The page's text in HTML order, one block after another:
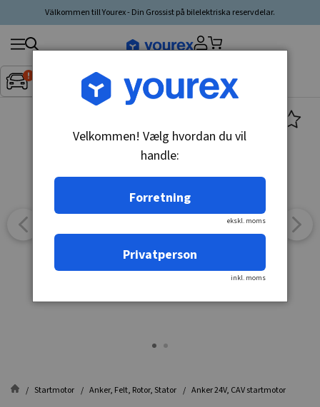
Välkommen till Yourex - Din Grossist på bilelektriska reservdelar.
Inget fordon valt▼
Søg
produkt,
producent,
Startmotor Anker, Felt, Rotor, Stator Anker 24V, CAV startmotor
Velkommen! Vælg hvordan du vil
handle:
Forretning
ekskl. moms
Privatperson
inkl. moms